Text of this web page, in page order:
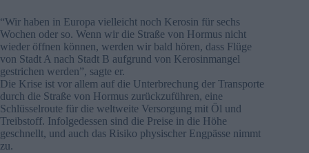
“Wir haben in Europa vielleicht noch Kerosin für sechs
Wochen oder so. Wenn wir die Straße von Hormus nicht
wieder öffnen können, werden wir bald hören, dass Flüge
von Stadt A nach Stadt B aufgrund von Kerosinmangel
gestrichen werden”, sagte er.
Die Krise ist vor allem auf die Unterbrechung der Transporte
durch die Straße von Hormus zurückzuführen, eine
Schlüsselroute für die weltweite Versorgung mit Öl und
Treibstoff. Infolgedessen sind die Preise in die Höhe
geschnellt, und auch das Risiko physischer Engpässe nimmt
zu.